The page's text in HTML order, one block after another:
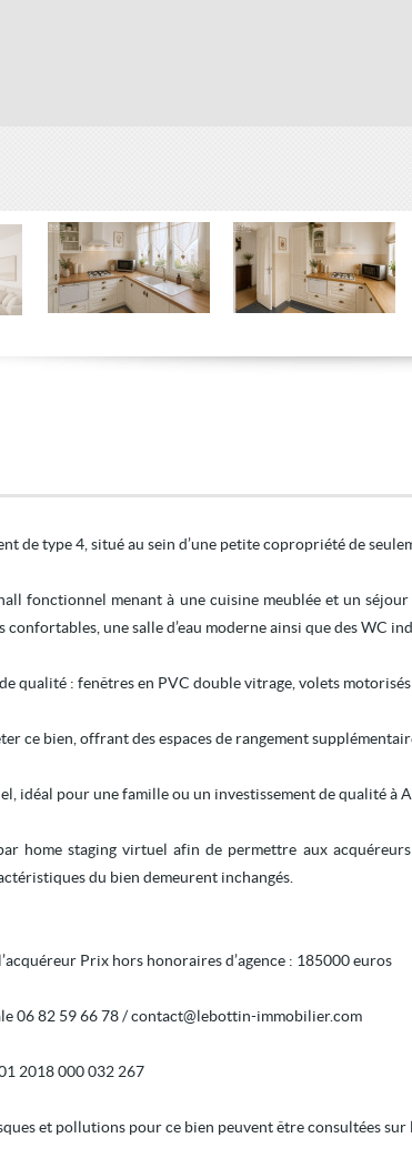
de type 4, situé au sein d’une petite copropriété de
fonctionnel menant à une cuisine meublée et un
une salle d’eau moderne ainsi que des WC
qualité : fenêtres en PVC double vitrage, volets
ce bien, offrant des espaces de rangement
idéal pour une famille ou un investissement de qualité à
home staging virtuel afin de permettre aux
du bien demeurent inchangés.
Prix hors honoraires d’agence : 185000 euros
06 82 59 66 78 / contact@lebottin-immobilier.com
2018 000 032 267
et pollutions pour ce bien peuvent être consultées